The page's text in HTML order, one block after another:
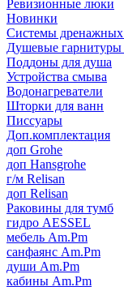
Ревизионные люки
Новинки
Системы дренажных
Душевые
Поддоны для душа
Устройства смыва
Водонагреватели
Шторки для ванн
Писсуары
Доп.комплектация
доп Grohe
доп Hansgrohe
г/м Relisan
доп Relisan
Раковины для тумб
гидро AESSEL
мебель Am.Pm
санфаянс Am.Pm
души Am.Pm
кабины Am.Pm